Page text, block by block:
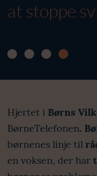
at stoppe
Hjertet i Børns
BørneTelefonen.
børnenes linje til
en voksen, der har